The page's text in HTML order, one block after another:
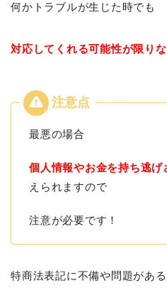
何かトラブルが生じた時でも
対応してくれる可能性が限りな
最悪の場合
個人情報やお金を持ち逃げ
えられますので
注意が必要です！
特商法表記に不備や問題があ